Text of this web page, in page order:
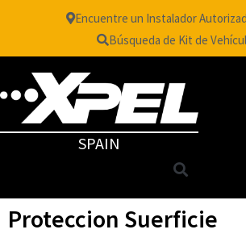
Encuentre un Instalador
Búsqueda de Kit de
SPAIN
Proteccion Suerficie